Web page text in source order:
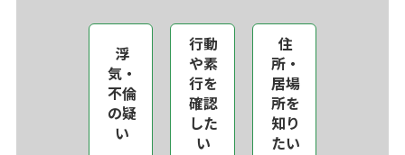
浮
気・
不倫
の疑
い
行動
や素
行を
確認
した
い
住
所・
居場
所を
知り
たい